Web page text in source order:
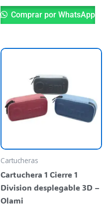
Comprar por WhatsApp
Cartucheras
Cartuchera 1 Cierre 1
Division desplegable 3D –
Olami
se